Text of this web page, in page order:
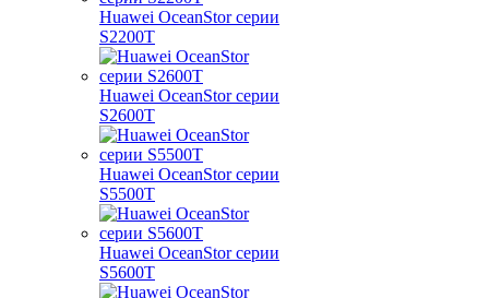
Huawei OceanStor серии
S2200T
Huawei OceanStor серии
S2600T
Huawei OceanStor серии
S5500T
Huawei OceanStor серии
S5600T